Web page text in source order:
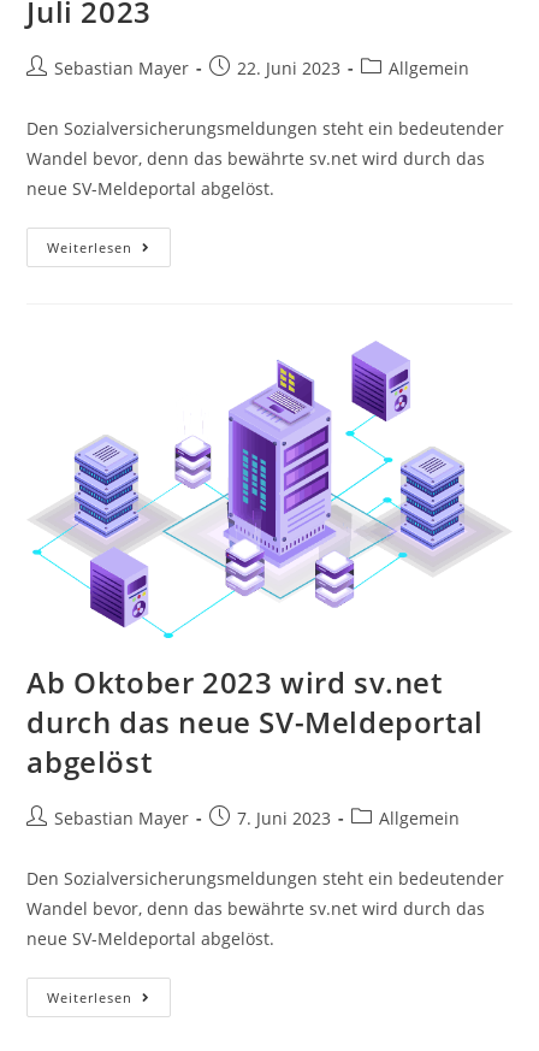
Juli 2023
Sebastian Mayer 22. Juni 2023 Allgemein
Den Sozialversicherungsmeldungen steht ein bedeutender
Wandel bevor, denn das bewährte sv.net wird durch das
neue SV-Meldeportal abgelöst.
Weiterlesen
Ab Oktober 2023 wird sv.net
durch das neue SV-Meldeportal
abgelöst
Sebastian Mayer 7. Juni 2023 Allgemein
Den Sozialversicherungsmeldungen steht ein bedeutender
Wandel bevor, denn das bewährte sv.net wird durch das
neue SV-Meldeportal abgelöst.
Weiterlesen